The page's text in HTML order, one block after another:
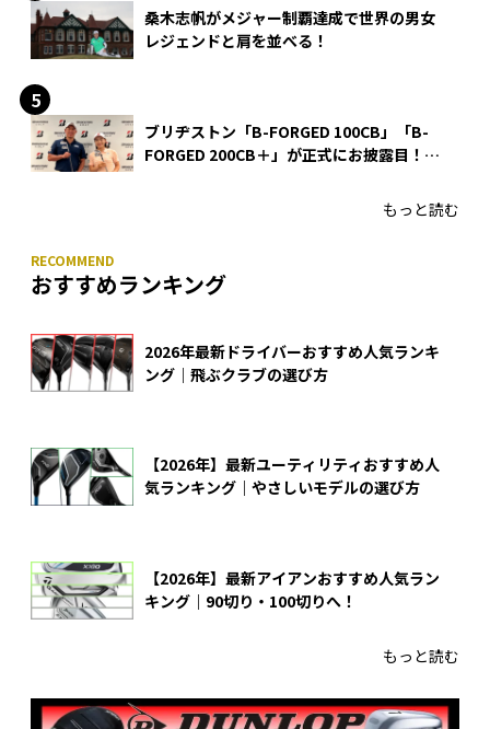
桑木志帆がメジャー制覇達成で世界の男女
レジェンドと肩を並べる！
ブリヂストン「B-FORGED 100CB」「B-
FORGED 200CB＋」が正式にお披露目！
もっと読む
おすすめランキング
2026年最新ドライバーおすすめ人気ランキ
ング｜飛ぶクラブの選び方
【2026年】最新ユーティリティおすすめ人
気ランキング｜やさしいモデルの選び方
【2026年】最新アイアンおすすめ人気ラン
キング｜90切り・100切りへ！
もっと読む